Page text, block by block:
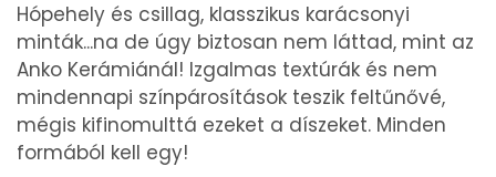
Hópehely és csillag, klasszikus karácsonyi
minták...na de úgy biztosan nem láttad, mint az
Anko Kerámiánál! Izgalmas textúrák és nem
mindennapi színpárosítások teszik feltűnővé,
mégis kifinomulttá ezeket a díszeket. Minden
formából kell egy!